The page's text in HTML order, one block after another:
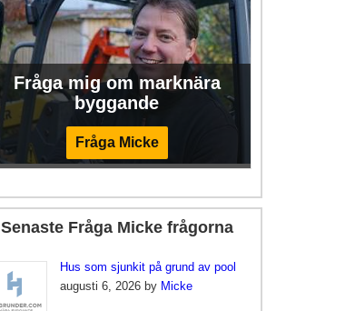
Fråga mig om marknära
byggande
Fråga Micke
Senaste Fråga Micke frågorna
Hus som sjunkit på grund av pool
augusti 6, 2026 by Micke